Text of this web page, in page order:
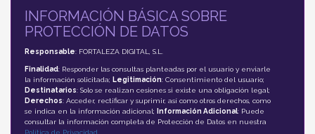
INFORMACIÓN BÁSICA SOBRE
PROTECCIÓN DE DATOS
Responsable: FORTALEZA DIGITAL, S.L.
Finalidad: Responder las consultas planteadas por el usuario y enviarle
la información solicitada; Legitimación: Consentimiento del usuario;
Destinatarios: Solo se realizan cesiones si existe una obligación legal;
Derechos: Acceder, rectificar y suprimir, así como otros derechos, como
se indica en la información adicional;
Información Adicional: Puede
consultar la información completa de Protección de Datos en nuestra
Política de Privacidad